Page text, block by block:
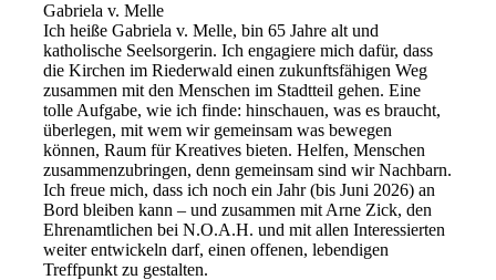
Gabriela v. Melle
Ich heiße Gabriela v. Melle, bin 65 Jahre alt und
katholische Seelsorgerin. Ich engagiere mich dafür, dass
die Kirchen im Riederwald einen zukunftsfähigen Weg
zusammen mit den Menschen im Stadtteil gehen. Eine
tolle Aufgabe, wie ich finde: hinschauen, was es braucht,
überlegen, mit wem wir gemeinsam was bewegen
können, Raum für Kreatives bieten. Helfen, Menschen
zusammenzubringen, denn gemeinsam sind wir Nachbarn.
Ich freue mich, dass ich noch ein Jahr (bis Juni 2026) an
Bord bleiben kann – und zusammen mit Arne Zick, den
Ehrenamtlichen bei N.O.A.H. und mit allen Interessierten
weiter entwickeln darf, einen offenen, lebendigen
Treffpunkt zu gestalten.